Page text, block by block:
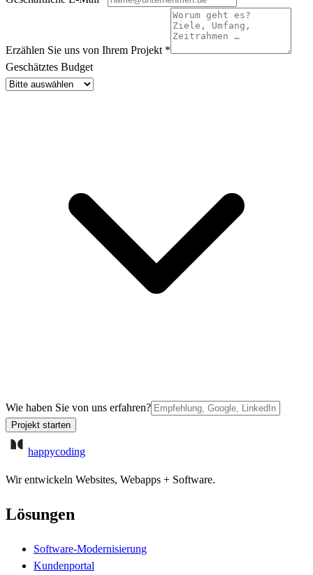
Erzählen Sie uns von Ihrem Projekt *
Geschätztes Budget
Wie haben Sie von uns erfahren?
Projekt starten
happycoding
Wir entwickeln Websites, Webapps + Software.
Lösungen
Software-Modernisierung
Kundenportal